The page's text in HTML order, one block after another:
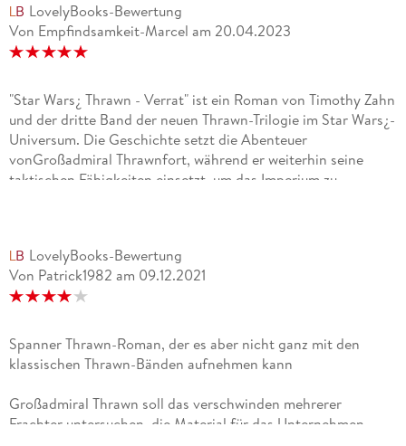
LovelyBooks-Bewertung
Von Empfindsamkeit-Marcel am 20.04.2023
"Star Wars¿ Thrawn - Verrat" ist ein Roman von Timothy Zahn
und der dritte Band der neuen Thrawn-Trilogie im Star Wars¿-
Universum. Die Geschichte setzt die Abenteuer
vonGroßadmiral Thrawnfort, während er weiterhin seine
taktischen Fähigkeiten einsetzt, um das Imperium zu
Intrigen, militärischer Strategie und galaktischer Action. Die
Geschichte ist spannend und hält den Leser mit unerwarteten
Wendungen und Enthüllungen in Atem.Thrawnzeigt erneut
kämpft und seine Loyalität gegenüber dem Imperium unter
Beweis stellt.Interessante und gut Entwickelt Charaktere!
Charakter, der durch seine Intelligenz, seine Kreativität und
seine strategischen Fähigkeiten besticht. Andere bekannte
LovelyBooks-Bewertung
Von Patrick1982 am 09.12.2021
Spanner Thrawn-Roman, der es aber nicht ganz mit den
klassischen Thrawn-Bänden aufnehmen kann
Großadmiral Thrawn soll das verschwinden mehrerer
Frachter untersuchen, die Material für das Unternehmen